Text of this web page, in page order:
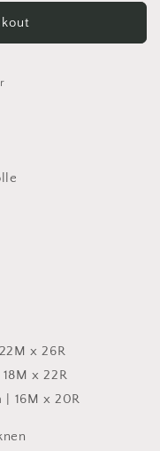
x 26R
x 22R
| 16M x 20R